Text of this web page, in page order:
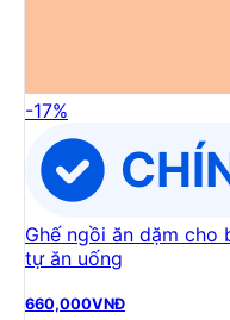
-17%
Ghế ngồi ăn dặm
tự ăn uống
660,000VNĐ